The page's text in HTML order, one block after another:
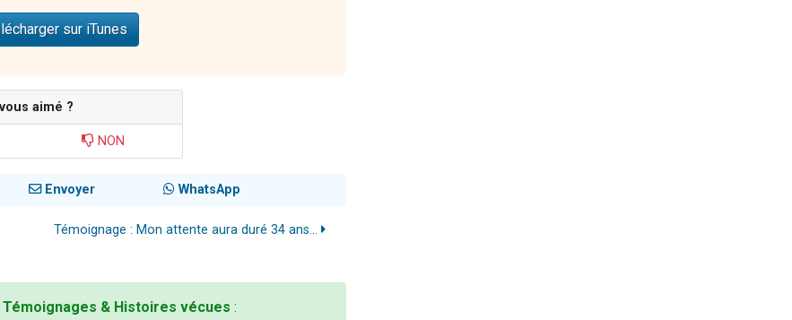
sur iTunes
aimé ?
NON
Envoyer WhatsApp
Témoignage : Mon attente aura duré 34 ans...
Témoignages & Histoires vécues :